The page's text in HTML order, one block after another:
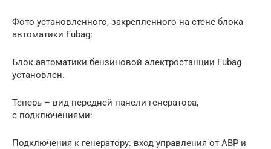
Фото установленного, закрепленного на стене блока
автоматики Fubag:
Блок автоматики бензиновой электростанции Fubag
установлен.
Теперь – вид передней панели генератора,
с подключениями:
Подключения к генератору: вход управления от АВР и